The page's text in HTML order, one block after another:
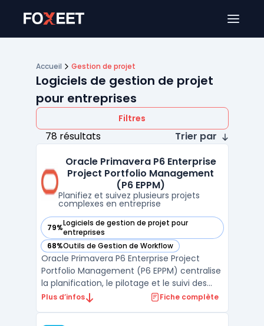
Accueil Gestion de projet
Logiciels de gestion de projet
pour entreprises
Filtres
78 résultats
Trier par
Oracle Primavera P6 Enterprise
Project Portfolio Management
(P6 EPPM)
Planifiez et suivez plusieurs projets
complexes en entreprise
79%Logiciels de gestion de projet pour
entreprises
— voir Oracle Primavera P6 Enterprise Project Portfolio
68%Outils de Gestion de Workflow
— voir Oracle Primavera P6 Enterprise Project Portfolio
Oracle Primavera P6 Enterprise Project
Portfolio Management (P6 EPPM) centralise
la planification, le pilotage et le suivi des
projets, programmes et portefeuilles à
Plus d’infos Fiche complète